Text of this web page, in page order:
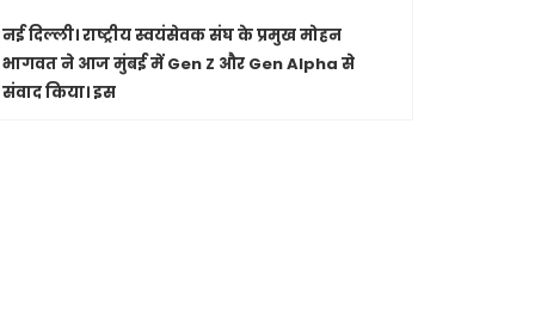
नई दिल्ली।राष्ट्रीय स्वयंसेवक संघ के प्रमुख मोहन
भागवत ने आज मुंबई में Gen Z और Gen Alpha से
संवाद किया। इस